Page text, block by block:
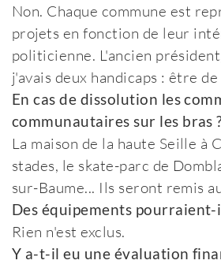
Non. Chaque commune est
projets en fonction de leur
politicienne. L'ancien
j'avais deux handicaps : être
En cas de dissolution les
communautaires sur les bras
La maison de la haute Seille à
stades, le skate-parc de
sur-Baume... Ils seront remis
Des équipements
Rien n'est exclus.
Y a-t-il eu une évaluation